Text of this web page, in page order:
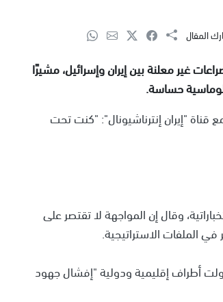
المقال
غير معلنة بين إيران وإسرائيل، مشيرًا
حساسة.
"إيران إنترناشيونال": "كنت تحت
وقال إن المواجهة لا تقتصر على
الملفات الاستراتيجية.
أطراف إقليمية ودولية "إفشال جهود